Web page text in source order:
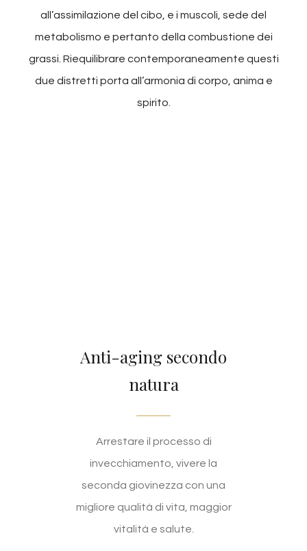
all’assimilazione del cibo, e i muscoli, sede del
metabolismo e pertanto della combustione dei
grassi. Riequilibrare contemporaneamente questi
due distretti porta all’armonia di corpo, anima e
spirito.
Anti-aging secondo
natura
Arrestare il processo di
invecchiamento, vivere la
seconda giovinezza con una
migliore qualità di vita, maggior
vitalità e salute.